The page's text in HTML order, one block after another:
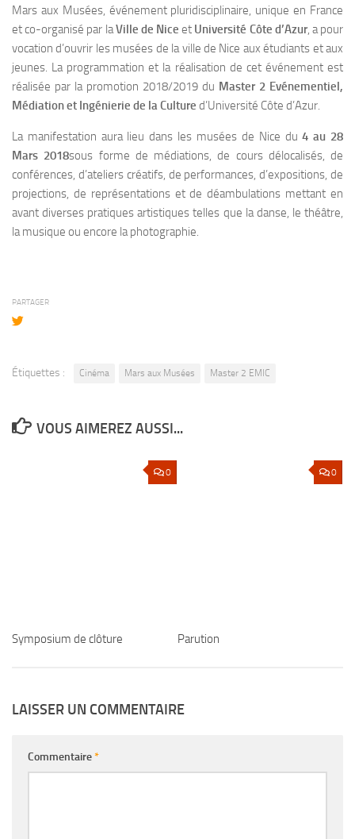
Mars aux Musées, événement pluridisciplinaire, unique en France
et co-organisé par laVille de Nice et Université Côte d’Azur, a pour
vocation d’ouvrir les musées de la ville de Nice aux étudiants et aux
jeunes. La programmationet la réalisation de cet événement est
réalisée par la promotion 2018/2019 du Master 2 Evénementiel,
Médiation et Ingénierie de la Culture d’Université Côte d’Azur.
La manifestation aura lieu dans les musées de Nice du4 au 28
Mars 2018sous forme de médiations, de cours délocalisés, de
conférences, d’ateliers créatifs, de performances, d’expositions, de
projections, de représentations et de déambulations mettant en
avant diverses pratiques artistiques telles que la danse, le théâtre,
la musique ou encore la photographie.
PARTAGER
Étiquettes : Cinéma Mars aux Musées Master 2 EMIC
VOUS AIMEREZ AUSSI...
0
Symposium de clôture
0
Parution
LAISSER UN COMMENTAIRE
Commentaire*